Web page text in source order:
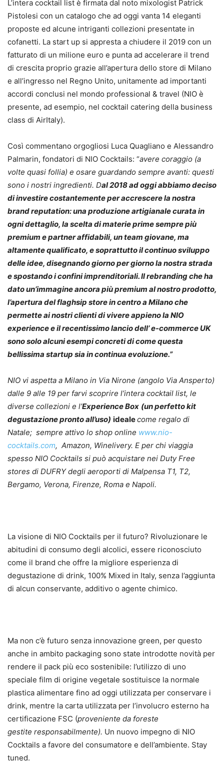
L’intera cocktail list è firmata dal noto mixologist Patrick
Pistolesi con un catalogo che ad oggi vanta 14 eleganti
proposte ed alcune intriganti collezioni presentate in
cofanetti. La start up si appresta a chiudere il 2019 con un
fatturato di un milione euro e punta ad accelerare il trend
di crescita proprio grazie all’apertura dello store di Milano
e all’ingresso nel Regno Unito, unitamente ad importanti
accordi conclusi nel mondo professional & travel (NIO è
presente, ad esempio, nel cocktail catering della business
class di AirItaly).
Così commentano orgogliosi Luca Quagliano e Alessandro
Palmarin, fondatori di NIO Cocktails: “avere coraggio (a
volte quasi follia) e osare guardando sempre avanti: questi
sono i nostri ingredienti. Dal 2018 ad oggi abbiamo deciso
di investire costantemente per accrescere la nostra
brand reputation: una produzione artigianale curata in
ogni dettaglio, la scelta di materie prime sempre più
premium e partner affidabili, un team giovane, ma
altamente qualificato, e soprattutto il continuo sviluppo
delle idee, disegnando giorno per giorno la nostra strada
e spostando i confini imprenditoriali. Il rebranding che ha
dato un’immagine ancora più premium al nostro prodotto,
l’apertura del flaghsip store in centro a Milano che
permette ai nostri clienti di vivere appieno la NIO
experience e il recentissimo lancio dell’ e-commerce UK
sono solo alcuni esempi concreti di come questa
bellissima startup sia in continua evoluzione.”
NIO vi aspetta a Milano in Via Nirone (angolo Via Ansperto)
dalle 9 alle 19 per farvi scoprire l’intera cocktail list, le
diverse collezioni e l’Experience Box (un perfetto kit
degustazione pronto all’uso) idealecome regalo di
Natale; sempre attivo lo shop online www.nio-
cocktails.com, Amazon, Winelivery. E per chi viaggia
spesso NIO Cocktails si può acquistare nei Duty Free
stores di DUFRY degli aeroporti di Malpensa T1, T2,
Bergamo, Verona, Firenze, Roma e Napoli.
La visione di NIO Cocktails per il futuro? Rivoluzionare le
abitudini di consumo degli alcolici, essere riconosciuto
come il brand che offre la migliore esperienza di
degustazione di drink, 100% Mixed in Italy, senza l’aggiunta
di alcun conservante, additivo o agente chimico.
Ma non c’è futuro senza innovazione green, per questo
anche in ambito packaging sono state introdotte novità per
rendere il pack più eco sostenibile: l’utilizzo di uno
speciale film di origine vegetale sostituisce la normale
plastica alimentare fino ad oggi utilizzata per conservare i
drink, mentre la carta utilizzata per l’involucro esterno ha
certificazione FSC (proveniente da foreste
gestite responsabilmente). Un nuovo impegno di NIO
Cocktails a favore del consumatore e dell’ambiente. Stay
tuned.